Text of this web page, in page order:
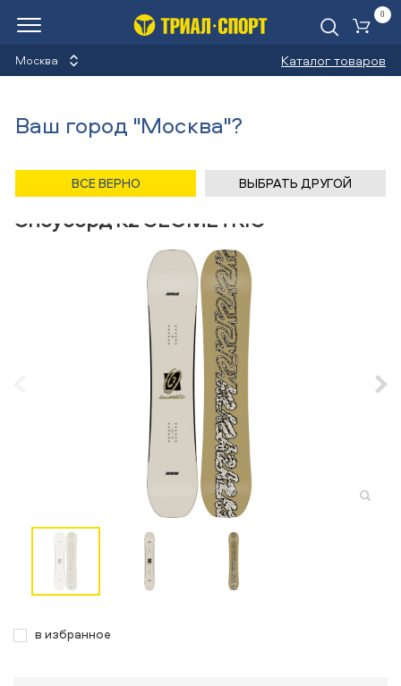
Москва Каталог товаров
0
Сноуборд K2 GEOMETRIC
в избранное
Ваш город "Москва"?
ВСЕ ВЕРНО ВЫБРАТЬ ДРУГОЙ